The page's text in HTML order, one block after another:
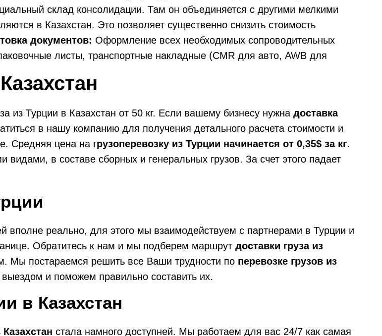
склад консолидации. Там он объединяется с другими мелкими
в Казахстан. Это позволяет существенно снизить стоимость
документов: Оформление всех необходимых сопроводительных
листы, транспортные накладные (CMR для авто, AWB для
из Турции в Казахстан от 50 кг. Если вашему бизнесу нужна доставка
в нашу компанию для получения детального расчета стоимости и
Средняя цена на грузоперевозку из Турции начинается от 0,35$ за кг.
видами, в составе сборных и генеральных грузов. За счет этого падает
вполне реально, для этого мы взаимодействуем с партнерами в Турции и
Обратитесь к нам и мы подберем маршрут доставки груза из
Мы постараемся решить все Ваши трудности по перевозке грузов из
и поможем правильно составить их.
в Казахстан
стала намного доступней. Мы работаем для вас 24/7 как самая